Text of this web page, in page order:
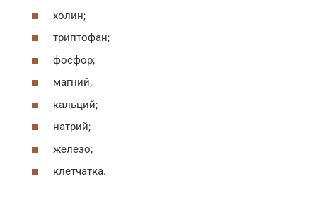
холин;
триптофан;
фосфор;
магний;
кальций;
натрий;
железо;
клетчатка.